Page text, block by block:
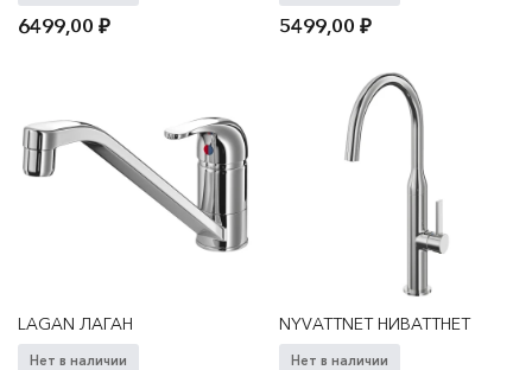
6499,00₽ 5499,00₽
LAGAN ЛАГАН
Нет в наличии
NYVATTNET НИВАТТНЕТ
Нет в наличии